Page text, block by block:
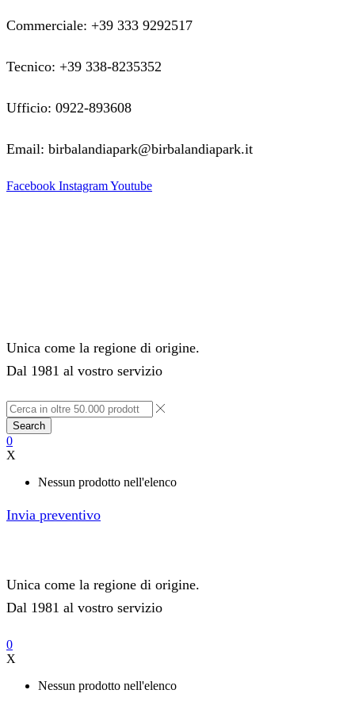
Commerciale: +39 333 9292517
Tecnico: +39 338-8235352
Ufficio: 0922-893608
Email: birbalandiapark@birbalandiapark.it
Facebook InstagramYoutube
Unica come la regione di origine.
Dal 1981 al vostro servizio
Search
0
X
Nessun prodotto nell'elenco
Invia preventivo
Unica come la regione di origine.
Dal 1981 al vostro servizio
0
X
Nessun prodotto nell'elenco